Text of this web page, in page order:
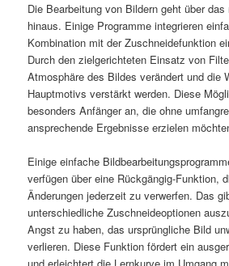
Die Bearbeitung von Bildern geht über
hinaus. Einige Programme integrieren
Kombination mit der Zuschneidefunktion
Durch den zielgerichteten Einsatz von
Atmosphäre des Bildes verändert und die
Hauptmotivs verstärkt werden. Diese
besonders Anfänger an, die ohne
ansprechende Ergebnisse erzielen
Einige einfache
verfügen über eine Rückgängig-Funktion,
Änderungen jederzeit zu verwerfen. Das
unterschiedliche Zuschneideoptionen
Angst zu haben, das ursprüngliche Bild
verlieren. Diese Funktion fördert ein